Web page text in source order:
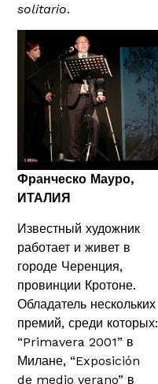
solitario.
Франческо Мауро,
ИТАЛИЯ
Известный художник
работает и живет в
городе Черенция,
провинции Кротоне.
Обладатель нескольких
премий, среди которых:
“Primavera 2001” в
Милане, “Exposición
de medio verano” в